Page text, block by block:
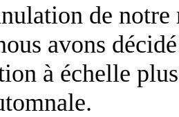
de
avons
à échelle